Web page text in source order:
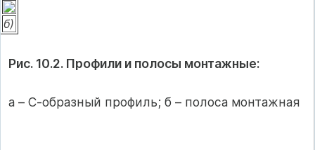
б)
Рис. 10.2. Профили и полосы монтажные:
а – С-образный профиль; б – полоса монтажная